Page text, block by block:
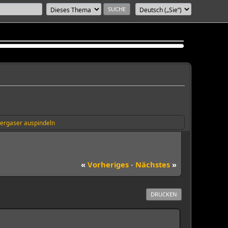
auspindeln
« Vorheriges - Nächstes »
DRUCKEN